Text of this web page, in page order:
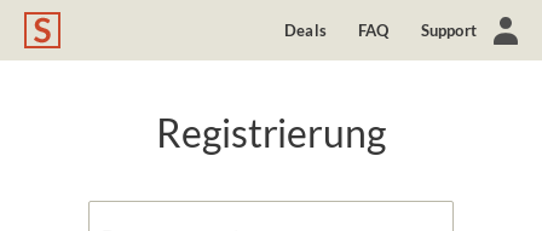
Deals FAQ Support
Registrierung